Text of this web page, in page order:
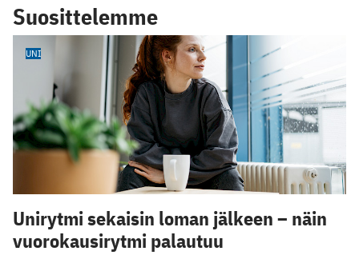
Suosittelemme
UNI
Unirytmi sekaisin loman jälkeen – näin
vuorokausirytmi palautuu